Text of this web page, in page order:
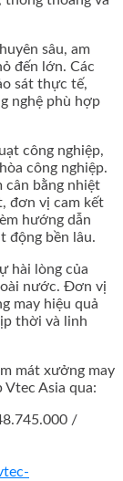
sâu, am
đến lớn. Các
sát thực tế,
nghệ phù hợp
công nghiệp,
công nghiệp.
cân bằng nhiệt
đơn vị cam kết
hướng dẫn
động bền lâu.
hài lòng của
nước. Đơn vị
may hiệu quả
thời và linh
mát xưởng may
Asia qua:
/